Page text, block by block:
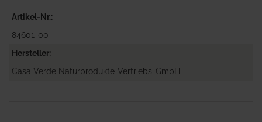
Artikel-Nr.
84601-00
Hersteller
Casa Verde Naturprodukte-Vertriebs-GmbH